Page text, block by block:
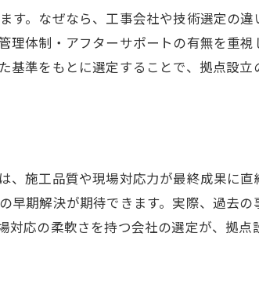
のプラント工事による生産性向上策
実現する持続可能な拠点運営のポイント
技術革新が拠点設立を変える理由
おきたいプラント工事の要点
のプラント工事の基本プロセス解説
要点を押さえた拠点設立の進め方
ラント工事と工場建設の違いを理解
要なプラント工事会社の選定基準
。なぜなら、工事会社や技術選定の
体制・アフターサポートの有無を重
準をもとに選定することで、拠点設
施工品質や現場対応力が最終成果に
期解決が期待できます。実際、過去
応の柔軟さを持つ会社の選定が、拠点